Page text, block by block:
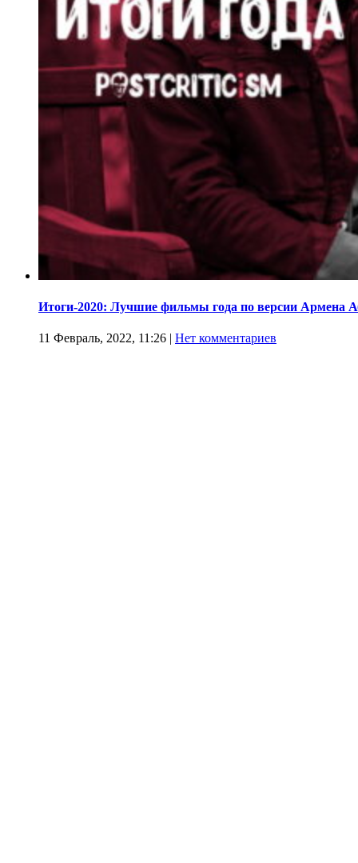
Итоги-2020: Лучшие фильмы года по версии Армена
11 Февраль, 2022, 11:26 | Нет комментариев